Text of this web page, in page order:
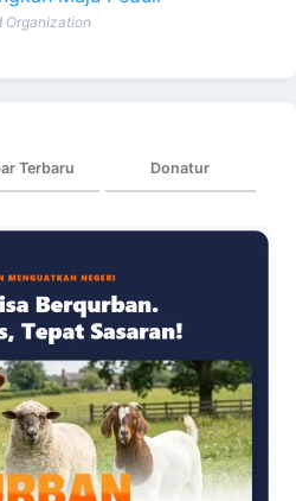
Organization
Terbaru Donatur